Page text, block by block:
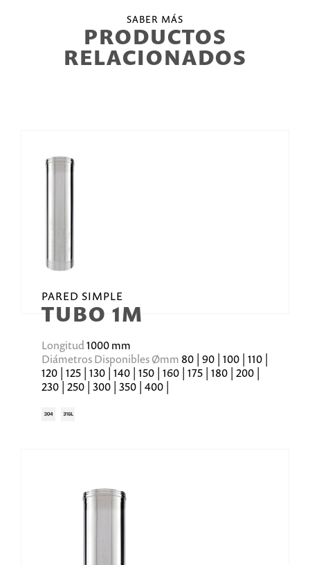
SABER MÁS
PRODUCTOS
RELACIONADOS
PARED SIMPLE
TUBO 1M
Longitud1000 mm
Diámetros Disponibles Ømm 80 | 90 | 100 | 110 |
120 | 125 | 130 | 140 | 150 | 160 | 175 | 180 | 200 |
230 | 250 | 300 | 350 | 400 |